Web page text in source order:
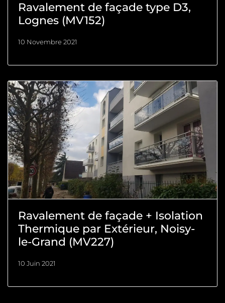
Ravalement de façade type D3,
Lognes (MV152)
10 Novembre 2021
Ravalement de façade + Isolation
Thermique par Extérieur, Noisy-
le-Grand (MV227)
10 Juin 2021